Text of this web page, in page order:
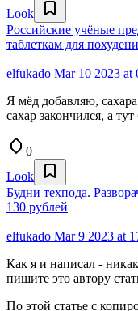
Look
Российские учёные
таблеткам для
elfukado Mar 10 2023 at
Я мёд добавляю,
сахар закончился, а
0
Look
Будни техпода.
130 рублей
elfukado Mar 9 2023 at
Как я и написал -
пишите это автору
По этой статье с